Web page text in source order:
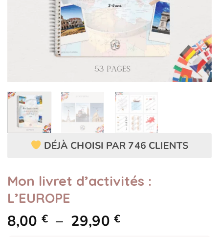
DÉJÀ CHOISI PAR 746 CLIENTS
Mon livret d’activités :
L’EUROPE
8,00 € – 29,90 €Plage